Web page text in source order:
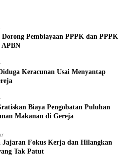
Pembiayaan PPPK dan PPPK
Keracunan Usai Menyantap
Biaya Pengobatan Puluhan
Makanan di Gereja
Fokus Kerja dan Hilangkan
Tak Patut